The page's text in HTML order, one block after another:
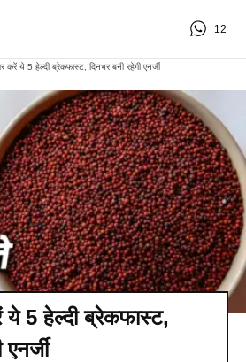
12
करें ये 5 हेल्दी ब्रेकफास्ट, दिनभर बनी रहेगी एनर्जी​
ये 5 हेल्दी ब्रेकफास्ट,